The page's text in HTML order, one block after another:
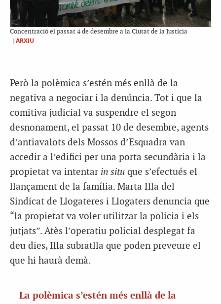
Concentració el passat 4 de desembre a la Ciutat de la Justícia
|ARXIU
Però la polèmica s’estén més enllà de la
negativa a negociar i la denúncia. Tot i que la
comitiva judicial va suspendre el segon
desnonament, el passat 10 de desembre, agents
d’antiavalots dels Mossos d’Esquadra van
accedir a l’edifici per una porta secundària i la
propietat va intentar in situ que s’efectués el
llançament de la família. Marta Illa del
Sindicat de Llogateres i Llogaters denuncia que
“la propietat va voler utilitzar la policia i els
jutjats”. Atès l’operatiu policial desplegat fa
deu dies, Illa subratlla que poden preveure el
que hi haurà demà.
La polèmica s’estén més enllà de la